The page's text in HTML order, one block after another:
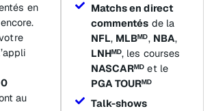
en
au
Matchs en direct
commentés de la
NFL, MLBᴹᴰ, NBA,
LNHᴹᴰ, les courses
NASCARᴹᴰ et le
PGA TOURᴹᴰ
Talk-shows